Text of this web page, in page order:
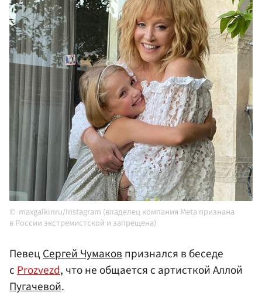
maxgalkinru/Instagram (владелец компания Meta признана
в России экстремистской и запрещена)
ПевецСергей Чумаковпризнался в беседе
сProzvezd, что не общается с артисткой Аллой
Пугачевой.